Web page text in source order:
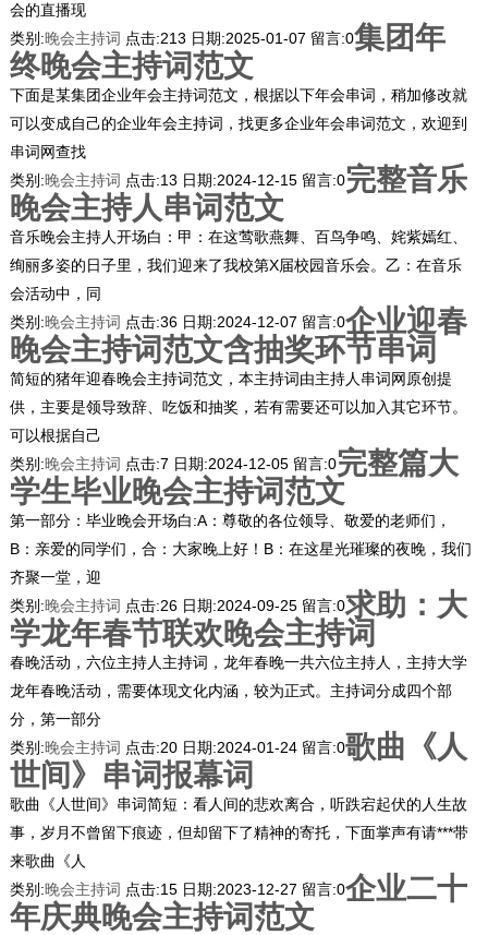
会的直播现
类别:晚会主持词 点击:213 日期:2025-01-07 留言:0集团年
终晚会主持词范文
下面是某集团企业年会主持词范文，根据以下年会串词，稍加修改就
可以变成自己的企业年会主持词，找更多企业年会串词范文，欢迎到
串词网查找
类别:晚会主持词 点击:13 日期:2024-12-15 留言:0完整音乐
晚会主持人串词范文
音乐晚会主持人开场白：甲：在这莺歌燕舞、百鸟争鸣、姹紫嫣红、
绚丽多姿的日子里，我们迎来了我校第X届校园音乐会。乙：在音乐
会活动中，同
类别:晚会主持词 点击:36 日期:2024-12-07 留言:0企业迎春
晚会主持词范文含抽奖环节串词
简短的猪年迎春晚会主持词范文，本主持词由主持人串词网原创提
供，主要是领导致辞、吃饭和抽奖，若有需要还可以加入其它环节。
可以根据自己
类别:晚会主持词 点击:7 日期:2024-12-05 留言:0完整篇大
学生毕业晚会主持词范文
第一部分：毕业晚会开场白:A：尊敬的各位领导、敬爱的老师们，
B：亲爱的同学们，合：大家晚上好！B：在这星光璀璨的夜晚，我们
齐聚一堂，迎
类别:晚会主持词 点击:26 日期:2024-09-25 留言:0求助：大
学龙年春节联欢晚会主持词
春晚活动，六位主持人主持词，龙年春晚一共六位主持人，主持大学
龙年春晚活动，需要体现文化内涵，较为正式。主持词分成四个部
分，第一部分
类别:晚会主持词 点击:20 日期:2024-01-24 留言:0歌曲《人
世间》串词报幕词
歌曲《人世间》串词简短：看人间的悲欢离合，听跌宕起伏的人生故
事，岁月不曾留下痕迹，但却留下了精神的寄托，下面掌声有请***带
来歌曲《人
类别:晚会主持词 点击:15 日期:2023-12-27 留言:0企业二十
年庆典晚会主持词范文